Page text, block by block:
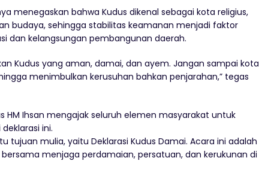
menegaskan bahwa Kudus dikenal sebagai kota religius,
budaya, sehingga stabilitas keamanan menjadi faktor
dan kelangsungan pembangunan daerah.
Kudus yang aman, damai, dan ayem. Jangan sampai kota
menimbulkan kerusuhan bahkan penjarahan,” tegas
HM Ihsan mengajak seluruh elemen masyarakat untuk
ini.
tujuan mulia, yaitu Deklarasi Kudus Damai. Acara ini adalah
menjaga perdamaian, persatuan, dan kerukunan di